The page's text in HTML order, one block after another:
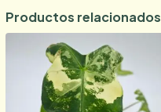
Productos relacionados